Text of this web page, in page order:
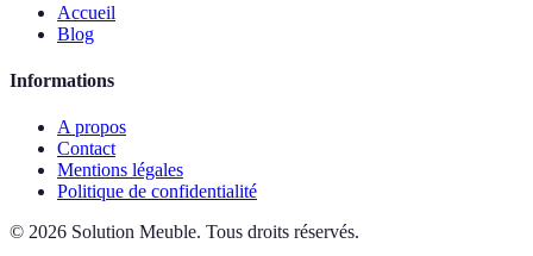
Accueil
Blog
Informations
A propos
Contact
Mentions légales
Politique de confidentialité
© 2026 Solution Meuble. Tous droits réservés.